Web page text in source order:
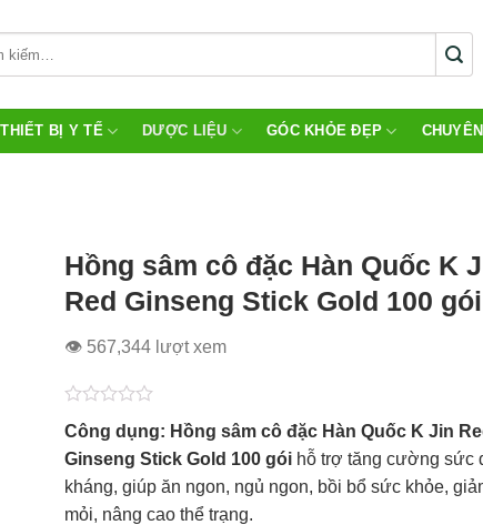
THIẾT BỊ Y TẾ DƯỢC LIỆU GÓC KHỎE ĐẸP
Hồng sâm cô đặc Hàn Quốc K
Red Ginseng Stick Gold 100 gói
👁 567,344 lượt xem
Được
xếp
hạng
0.0
5
sao
Công dụng: Hồng sâm cô đặc Hàn Quốc K Jin
Ginseng Stick Gold 100 gói hỗ trợ tăng cường sức
kháng, giúp ăn ngon, ngủ ngon, bồi bổ sức khỏe,
mỏi, nâng cao thể trạng.